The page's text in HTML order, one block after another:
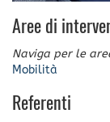
Aree di
Naviga per le
Mobilità
Referenti